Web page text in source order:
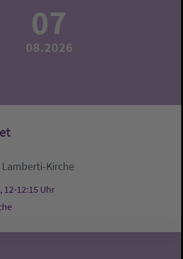
07
08.2026
Lamberti-Kirche
12-12:15 Uhr